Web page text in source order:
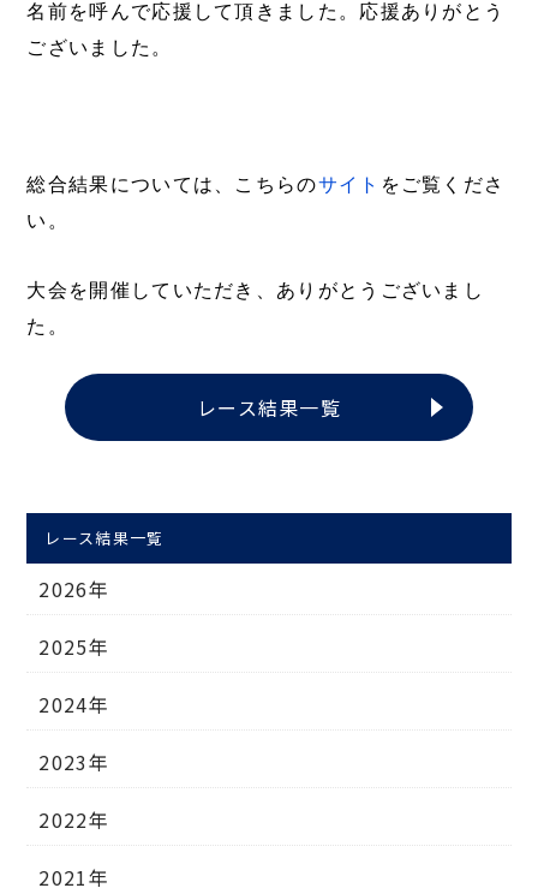
名前を呼んで応援して頂きました。応援ありがとう
ございました。
総合結果については、こちらのサイト をご覧くださ
い。
大会を開催していただき、ありがとうございまし
た。
レース結果一覧
レース結果一覧
2026年
2025年
2024年
2023年
2022年
2021年